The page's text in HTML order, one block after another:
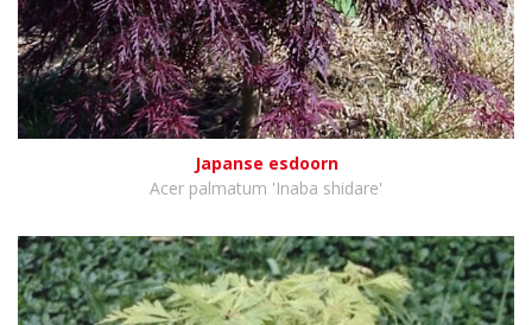
Japanse esdoorn
Acer palmatum 'Inaba shidare'